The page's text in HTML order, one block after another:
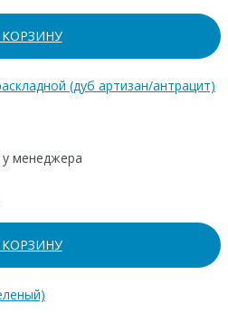
(дуб артизан/антрацит)
менеджера